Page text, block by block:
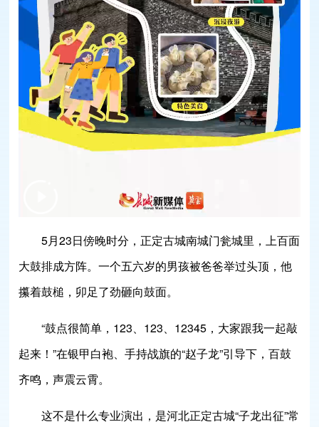
5月23日傍晚时分，正定古城南城门瓮城里，上百面
大鼓排成方阵。一个五六岁的男孩被爸爸举过头顶，他
攥着鼓槌，卯足了劲砸向鼓面。
“鼓点很简单，123、123、12345，大家跟我一起敲
起来！”在银甲白袍、手持战旗的“赵子龙”引导下，百鼓
齐鸣，声震云霄。
这不是什么专业演出，是河北正定古城“子龙出征”常